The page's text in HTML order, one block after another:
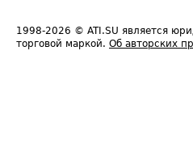
1998-2026 © ATI.SU является
торговой маркой. Об авторских